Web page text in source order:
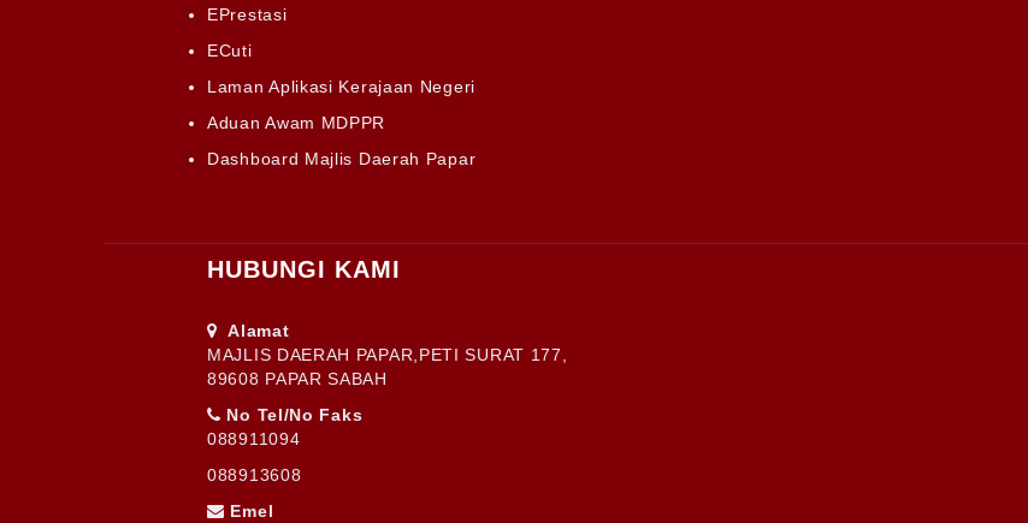
EPrestasi
ECuti
Laman Aplikasi Kerajaan Negeri
Aduan Awam MDPPR
Dashboard Majlis Daerah Papar
HUBUNGI KAMI
Alamat
MAJLIS DAERAH PAPAR,PETI SURAT 177,
89608 PAPAR SABAH
No Tel/No Faks
088911094
088913608
Emel